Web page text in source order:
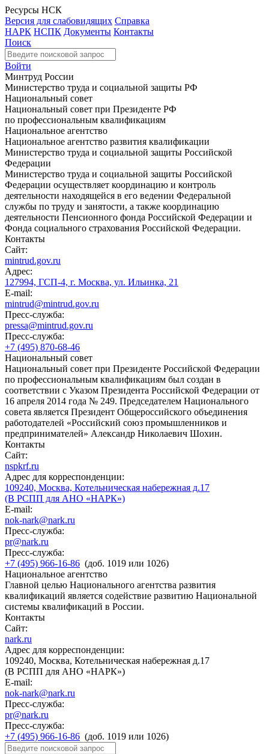
Ресурсы НСК
Версия для слабовидящих Справка
НАРК НСПК Документы Контакты
Поиск
Войти
Минтруд России
Министерство труда и социальной защиты РФ
Национальный совет
Национальный совет при Президенте РФ
по профессиональным квалификациям
Национальное агентство
Национальное агентство развития квалификации
Министерство труда и социальной защиты Российской
Федерации
Министерство труда и социальной защиты Российской
Федерации осуществляет координацию и контроль
деятельности находящейся в его ведении Федеральной
службы по труду и занятости, а также координацию
деятельности Пенсионного фонда Российской Федерации и
Фонда социального страхования Российской Федерации.
Контакты
Сайт:
mintrud.gov.ru
Адрес:
127994, ГСП-4, г. Москва, ул. Ильинка, 21
E-mail:
mintrud@mintrud.gov.ru
Пресс-служба:
pressa@mintrud.gov.ru
Пресс-служба:
+7 (495) 870-68-46
Национальный совет
Национальный совет при Президенте Российской Федерации
по профессиональным квалификациям был создан в
соответствии с Указом Президента Российской Федерации от
16 апреля 2014 года № 249. Председателем Национального
совета является Президент Общероссийского объединения
работодателей «Российский союз промышленников и
предпринимателей» Александр Николаевич Шохин.
Контакты
Сайт:
nspkrf.ru
Адрес для корреспонденции:
109240, Москва, Котельническая набережная д.17
(В РСПП для АНО «НАРК»)
E-mail:
nok-nark@nark.ru
Пресс-служба:
pr@nark.ru
Пресс-служба:
+7 (495) 966-16-86 (доб. 1019 или 1026)
Национальное агентство
Главной целью Национального агентства развития
квалификаций является содействие развитию Национальной
системы квалификаций в России.
Контакты
Сайт:
nark.ru
Адрес для корреспонденции:
109240, Москва, Котельническая набережная д.17
(В РСПП для АНО «НАРК»)
E-mail:
nok-nark@nark.ru
Пресс-служба:
pr@nark.ru
Пресс-служба:
+7 (495) 966-16-86 (доб. 1019 или 1026)